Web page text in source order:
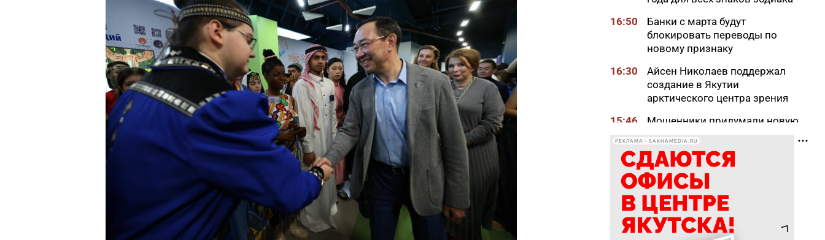
16:50
Банки с марта будут
блокировать переводы по
новому признаку
16:30
Айсен Николаев поддержал
создание в Якутии
арктического центра зрения
15:46
Мошенники придумали новую
«экстрасенсами»
15:39
Приметы на 9 августа 2026
года: как провести день
Пантелеймона
15:29
К Земле приближается
потенциально опасный
РЕКЛАМА • SAKHAMEDIA.RU